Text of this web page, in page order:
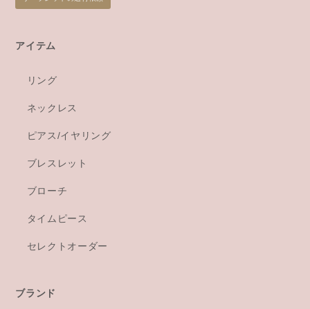
アイテム
リング
ネックレス
ピアス/イヤリング
ブレスレット
ブローチ
タイムピース
セレクトオーダー
ブランド